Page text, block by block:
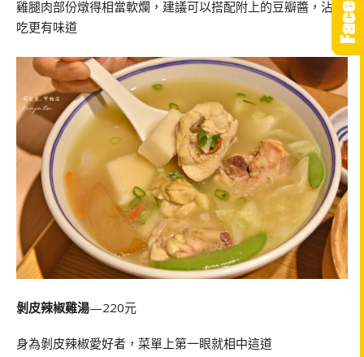
雞腿肉部份燉得相當軟爛，建議可以搭配附上的豆瓣醬，沾著
吃更有味道
剝皮辣椒雞湯—220元
身為剝皮辣椒愛好者，菜單上第一眼就相中這道